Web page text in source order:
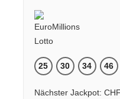
25 30 34 46
Nächster Jackpot: